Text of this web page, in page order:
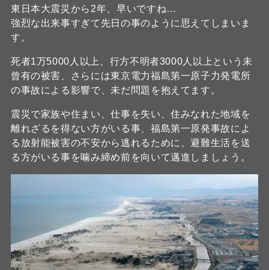
東日本大震災から2年、早いですね…
強烈な出来事すぎて先日の事のように思えてしまいま
す。
死者1万5000人以上、行方不明者3000人以上という未
曾有の被害、さらには東京電力福島第一原子力発電所
の事故による影響で、未だ問題を抱えてます。
震災で家族や住まい、仕事を失い、住みなれた地域を
離れざるを得ない方がいる事、福島第一原発事故によ
る放射能被害の不安から逃れるために、避難生活を送
る方がいる事を噛み締め前を向いて邁進しましょう。